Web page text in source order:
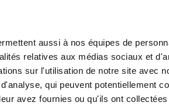
aussi à nos équipes de
relatives aux médias sociaux et
sur l'utilisation de notre site avec
qui peuvent potentiellement
avez fournies ou qu'ils ont